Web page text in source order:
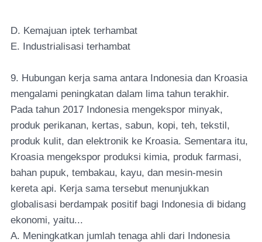
D. Kemajuan iptek terhambat
E. Industrialisasi terhambat
9. Hubungan kerja sama antara Indonesia dan Kroasia
mengalami peningkatan dalam lima tahun terakhir.
Pada tahun 2017 Indonesia mengekspor minyak,
produk perikanan, kertas, sabun, kopi, teh, tekstil,
produk kulit, dan elektronik ke Kroasia. Sementara itu,
Kroasia mengekspor produksi kimia, produk farmasi,
bahan pupuk, tembakau, kayu, dan mesin-mesin
kereta api. Kerja sama tersebut menunjukkan
globalisasi berdampak positif bagi Indonesia di bidang
ekonomi, yaitu...
A. Meningkatkan jumlah tenaga ahli dari Indonesia